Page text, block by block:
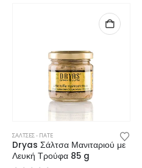
ΣΑΛΤΣΕΣ - ΠΑΤΕ
Dryas Σάλτσα Μανιταριού με
Λευκή Τρούφα 85 g